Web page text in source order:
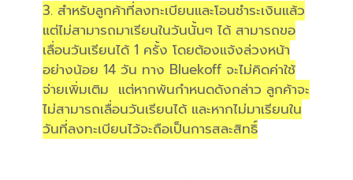
3. สำหรับลูกค้าที่ลงทะเบียนและโอนชำระเงินแล้ว
แต่ไม่สามารถมาเรียนในวันนั้นๆ ได้ สามารถขอ
เลื่อนวันเรียนได้ 1 ครั้ง โดยต้องแจ้งล่วงหน้า
อย่างน้อย 14 วัน ทาง Bluekoff จะไม่คิดค่าใช้
จ่ายเพิ่มเติม แต่หากพ้นกำหนดดังกล่าว ลูกค้าจะ
ไม่สามารถเลื่อนวันเรียนได้ และหากไม่มาเรียนใน
วันที่ลงทะเบียนไว้จะถือเป็นการสละสิทธิ์